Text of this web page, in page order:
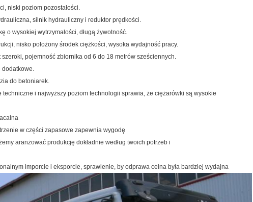
niski poziom pozostałości.
silnik hydrauliczny i reduktor prędkości.
o wysokiej wytrzymałości, długą żywotność.
nisko położony środek ciężkości, wysoka wydajność pracy.
szeroki, pojemność zbiornika od 6 do 18 metrów sześciennych.
dodatkowe.
do betoniarek.
i najwyższy poziom technologii sprawia, że ​​ciężarówki są wysokie
w części zapasowe zapewnia wygodę
aranżować produkcję dokładnie według twoich potrzeb i
imporcie i eksporcie, sprawienie, by odprawa celna była bardziej wydajna